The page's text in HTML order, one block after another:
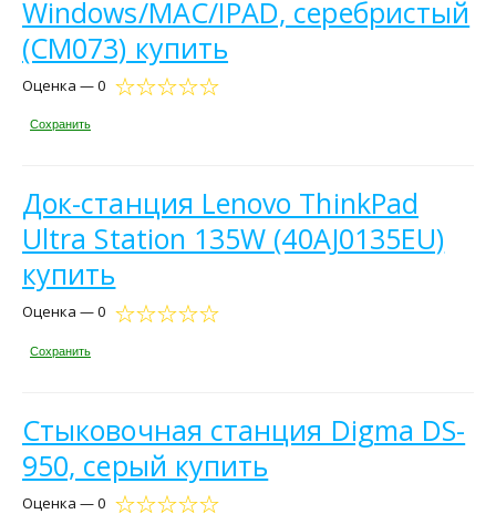
Windows/MAC/IPAD, серебристый
(CM073) купить
Оценка — 0
Сохранить
Док-станция Lenovo ThinkPad
Ultra Station 135W (40AJ0135EU)
купить
Оценка — 0
Сохранить
Стыковочная станция Digma DS-
950, серый купить
Оценка — 0